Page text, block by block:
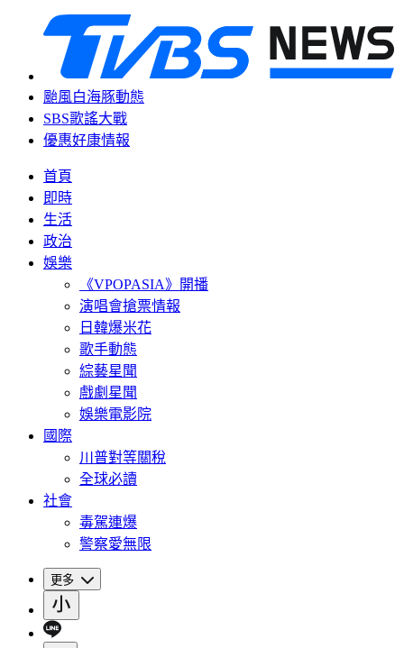
颱風白海豚動態
SBS歌謠大戰
優惠好康情報
首頁
即時
生活
政治
娛樂
《VPOPASIA》開播
演唱會搶票情報
日韓爆米花
歌手動態
綜藝星聞
戲劇星聞
娛樂電影院
國際
川普對等關稅
全球必讀
社會
毒駕連爆
警察愛無限
更多